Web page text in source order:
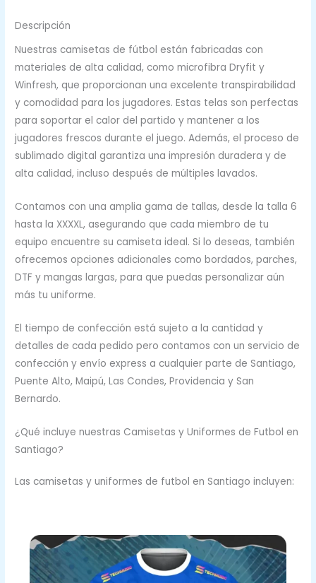
Descripción
Nuestras camisetas de fútbol están fabricadas con
materiales de alta calidad, como microfibra Dryfit y
Winfresh, que proporcionan una excelente transpirabilidad
y comodidad para los jugadores. Estas telas son perfectas
para soportar el calor del partido y mantener a los
jugadores frescos durante el juego. Además, el proceso de
sublimado digital garantiza una impresión duradera y de
alta calidad, incluso después de múltiples lavados.
Contamos con una amplia gama de tallas, desde la talla 6
hasta la XXXXL, asegurando que cada miembro de tu
equipo encuentre su camiseta ideal. Si lo deseas, también
ofrecemos opciones adicionales como bordados, parches,
DTF y mangas largas, para que puedas personalizar aún
más tu uniforme.
El tiempo de confección está sujeto a la cantidad y
detalles de cada pedido pero contamos con un servicio de
confección y envío express a cualquier parte de Santiago,
Puente Alto, Maipú, Las Condes, Providencia y San
Bernardo.
¿Qué incluye nuestras Camisetas y Uniformes de Futbol en
Santiago?
Las camisetas y uniformes de futbol en Santiago incluyen: